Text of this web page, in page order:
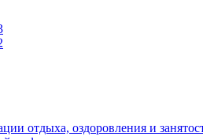
отдыха, оздоровления и